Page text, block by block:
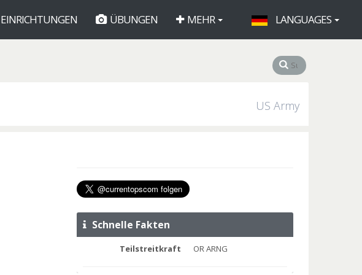
EINRICHTUNGEN ÜBUNGEN MEHR LANGUAGES
US Army
Schnelle Fakten
Teilstreitkraft OR ARNG